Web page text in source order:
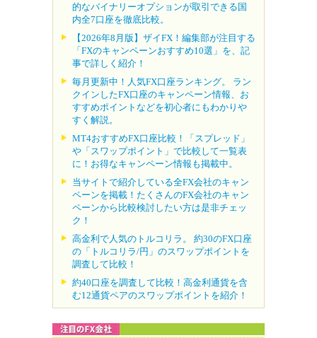
的なバイナリーオプションが取引できる国
内全7口座を徹底比較。
【2026年8月版】ザイFX！編集部が注目する
「FXのキャンペーンおすすめ10選」を、記
事で詳しく紹介！
毎月更新中！人気FX口座ランキング。 ラン
クインしたFX口座のキャンペーン情報、お
すすめポイントなどを初心者にもわかりや
すく解説。
MT4おすすめFX口座比較！「スプレッド」
や「スワップポイント」で比較して一覧表
に！お得なキャンペーン情報も掲載中。
当サイトで紹介している全FX会社のキャン
ペーンを掲載！たくさんのFX会社のキャン
ペーンから比較検討したい方は是非チェッ
ク！
高金利で人気のトルコリラ。 約30のFX口座
の「トルコリラ/円」のスワップポイントを
調査して比較！
約40口座を調査して比較！高金利通貨を含
む12通貨ペアのスワップポイントを紹介！